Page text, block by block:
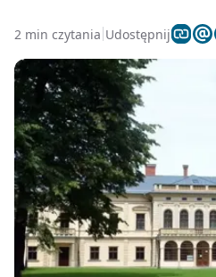
2 min czytania Udostępnij